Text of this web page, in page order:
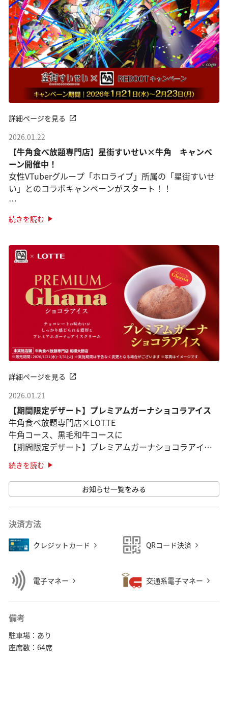
詳細ページを見る
2026.01.22
【牛角食べ放題専門店】星街すいせい×牛角 キャンペ
ーン開催中！
女性VTuberグループ「ホロライブ」所属の「星街すいせ
い」とのコラボキャンペーンがスタート！！
オリジナルピックがついた限定メニューが登場！
「星街すいせいセレクト盛り」
続きを読む
詳細ページを見る
2026.01.21
【期間限定デザート】プレミアムガーナショコラアイス
牛角食べ放題専門店×LOTTE
牛角コース、黒毛和牛コースに
【期間限定デザート】プレミアムガーナショコラアイス
登場！
※2026年3月31日までの期間限定販売
※牛角食べ放題専門店相模大野店では販 ···
続きを読む
お知らせ一覧をみる
決済方法
クレジットカード QRコード決済
電子マネー 交通系電子マネー
備考
駐車場：あり
座席数：64席